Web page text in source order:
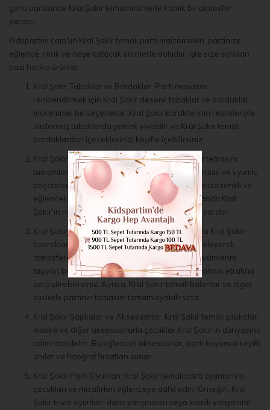
günü partisinde Kral Şakir temalı ürünlerle komik bir atmosfer
yaratın.
Kidspartim.com'un Kral Şakir temalı parti malzemeleri, partinize
eğlence, renk ve neşe katacak ürünlerle doludur. İşte size sunulan
bazı harika ürünler:
Kral Şakir Tabaklar ve Bardaklar: Parti masasını
renklendirmek için Kral Şakir desenli tabaklar ve bardaklar
mükemmel bir seçenektir. Kral Şakir karakterinin resimleriyle
süslenmiş tabaklarda yemek yiyebilir ve Kral Şakir temalı
bardaklardan içeceklerinizi keyifle içebilirsiniz.
Kral Şakir Masa Örtüsü ve Peçeteler: Kral Şakir temasını
tamamlamak için Kral Şakir desenli bir masa örtüsü ve uyumlu
peçeteler tercih edebilirsiniz. Bu ürünler, masanıza renkli ve
eğlenceli bir görünüm kazandırırken aynı zamanda Kral
Şakir'in neşeli dünyasını yansıtan bir atmosfer yaratır.
Kral Şakir Bayraklar ve Süsler: Parti mekanınıza Kral Şakir
bayrakları, posterler ve bannerlar gibi süsler ekleyerek
atmosfere neşe katın. Kral Şakir karakterinin resimlerini
taşıyan bayrakları duvarlara asabilir veya masaların etrafına
serpiştirebilirsiniz. Ayrıca, Kral Şakir temalı balonlar ve diğer
süslerle partinin temasını tamamlayabilirsiniz.
Kral Şakir Şapkalar ve Aksesuarlar: Kral Şakir temalı şapkalar,
maske ve diğer aksesuarlarla çocuklar Kral Şakir'in dünyasına
adım atabilirler. Bu eğlenceli aksesuarlar, parti boyunca keyifli
anılar ve fotoğraf fırsatları sunar.
Kral Şakir Parti Oyunları: Kral Şakir temalı parti oyunlarıyla
çocukları ve misafirleri eğlenceye dahil edin. Örneğin, Kral
Şakir trivia oyunları, dans yarışmaları veya komik yarışmalar